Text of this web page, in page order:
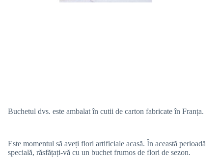
Buchetul dvs. este ambalat în cutii de carton fabricate în Franța.
Este momentul să aveți flori artificiale acasă. În această perioadă
specială, răsfățați-vă cu un buchet frumos de flori de sezon.